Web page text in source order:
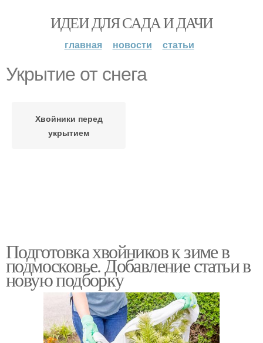
ИДЕИ ДЛЯ САДА И ДАЧИ
главная новости статьи
Укрытие от снега
Хвойники перед
укрытием
Подготовка хвойников к зиме в
подмосковье. Добавление статьи в
новую подборку